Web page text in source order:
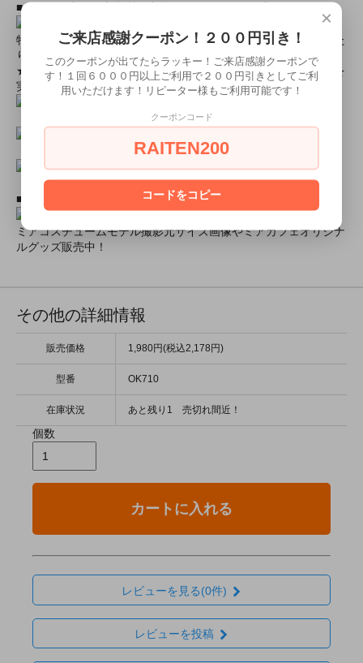
■とにかく安くて高品質な商品が欲しい！という方■
特別割引商品を掲載しています！最大８０％引きの商品もあった
りします！
★ミアカフェ・ミアリラではミアコス衣装を着用したイベントを
実施中★
■ミアコスモデル＆カフェオリジナルグッズショップ■
ミアコスチュームモデル撮影元サイズ画像やミアカフェオリジナ
ルグッズ販売中！
その他の詳細情報
販売価格 1,980円(税込2,178円)
型番 OK710
在庫状況 あと残り1 売切れ間近！
個数
カートに入れる
レビューを見る(0件)
レビューを投稿
×
ご来店感謝クーポン！２００円引き！
このクーポンが出てたらラッキー！ご来店感謝クーポンで
す！１回６０００円以上ご利用で２００円引きとしてご利
用いただけます！リピーター様もご利用可能です！
クーポンコード
RAITEN200
コードをコピー